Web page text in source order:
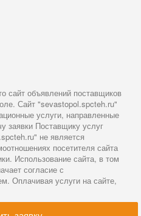
сайт объявлений поставщиков
Сайт "sevastopol.spcteh.ru"
услуги, направленные
заявки Поставщику услуг
не является
посетителя сайта
Использование сайта, в том
согласие с
Оплачивая услуги на сайте,
в Севастополе